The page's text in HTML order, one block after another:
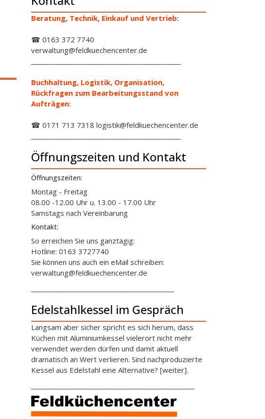
Beratung, Technik, Einkauf und Vertrieb:
☎ 0163 372 7740
verwaltung@feldkuechencenter.de
Buchhaltung, Logistik, Organisation,
Rückfragen zum Bearbeitungsstand von
Aufträgen:
☎ 0171 713 7318 logistik@feldkuechencenter.de
Öffnungszeiten und Kontakt
Öffnungszeiten:
Montag - Freitag
08.00 -12.00 Uhr u. 13.00 - 17.00 Uhr
Samstags nach Vereinbarung
Kontakt:
So erreichen Sie uns ganztägig:
Hotline: 0163 3727740
Sie können uns auch ein eMail schreiben:
verwaltung@feldkuechencenter.de
Edelstahlkessel im Gespräch
Langsam aber sicher spricht es sich herum, dass
Küchen mit Aluminiumkessel vielerort nicht mehr
verwendet werden dürfen und damit aktuell
dramatisch an Wert verlieren. Sind nachproduzierte
Kessel aus Edelstahl eine Alternative? [weiter].